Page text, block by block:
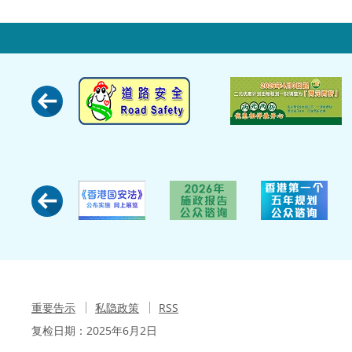
重要告示 私隐政策
RSS
复检日期： 2025年6月2日